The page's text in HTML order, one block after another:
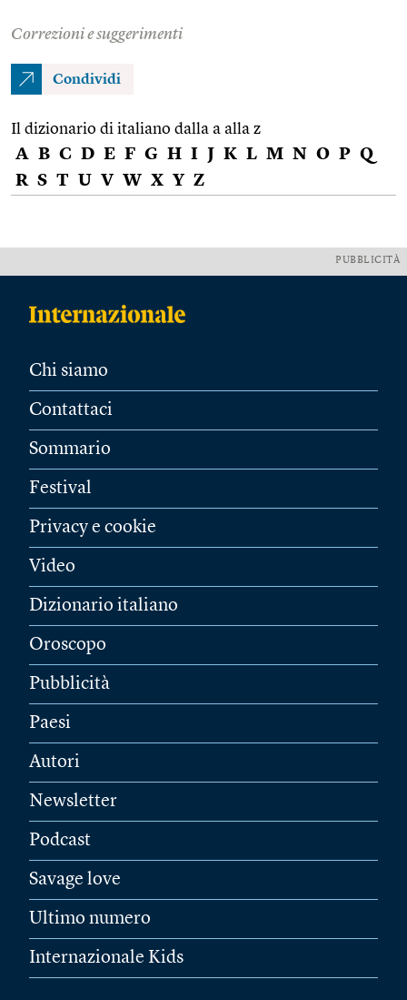
Correzioni e suggerimenti
Condividi
Il dizionario di italiano dalla a alla z
A B C D E F G H I J K L M N O P Q
R S T U V W X Y Z
PUBBLICITÀ
Chi siamo
Contattaci
Sommario
Festival
Privacy e cookie
Video
Dizionario italiano
Oroscopo
Pubblicità
Paesi
Autori
Newsletter
Podcast
Savage love
Ultimo numero
Internazionale Kids